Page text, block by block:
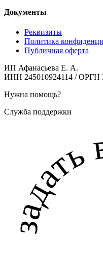
Документы
Реквизиты
Политика
Публичная оферта
ИП Афанасьева Е. А.
ИНН 245010924114 / ОРГН
Нужна помощь?
Служба поддержки